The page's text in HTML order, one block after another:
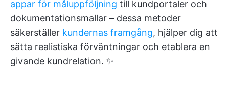
appar för måluppföljning till kundportaler och
dokumentationsmallar – dessa metoder
säkerställer kundernas framgång, hjälper dig att
sätta realistiska förväntningar och etablera en
givande kundrelation. ✨